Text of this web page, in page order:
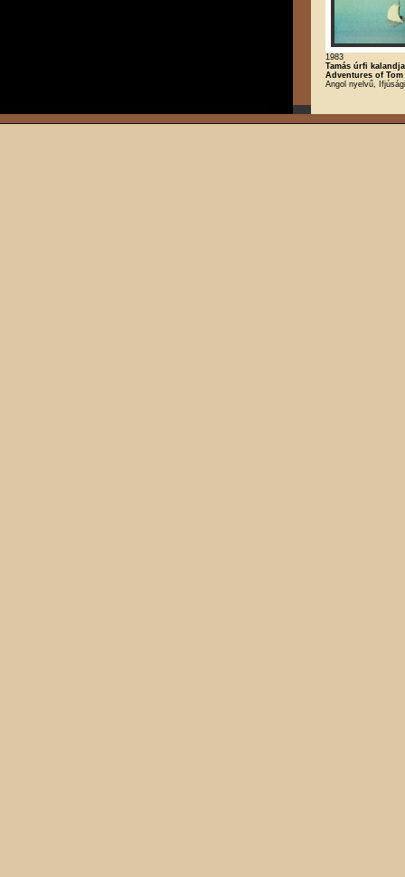
1983
Tamás úrfi
Adventures of Tom
Angol nyelvű,